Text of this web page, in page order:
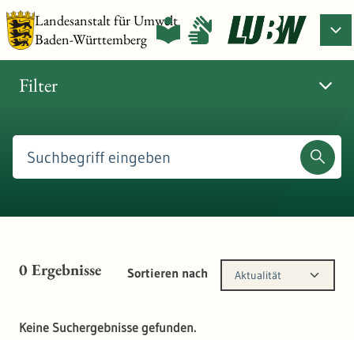
Landesanstalt für Umwelt
Baden-Württemberg
Filter
0Ergebnisse Sortieren nach Aktualität
Keine Suchergebnisse gefunden.